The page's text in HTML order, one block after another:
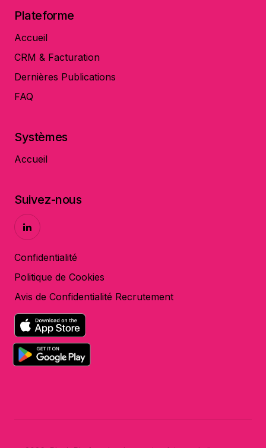
Plateforme
Accueil
CRM & Facturation
Dernières Publications
FAQ
Systèmes
Accueil
Suivez-nous
Confidentialité
Politique de Cookies
Avis de Confidentialité Recrutement